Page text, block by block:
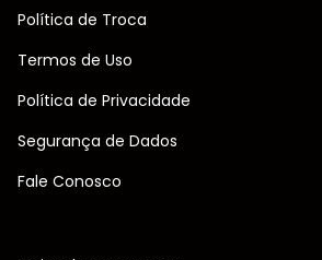
Política de Troca
Termos de Uso
Política de Privacidade
Segurança de Dados
Fale Conosco